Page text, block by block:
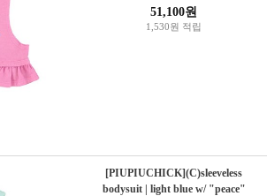
51,100원
1,530원 적립
[PIUPIUCHICK](C)sleeveless
bodysuit | light blue w/ "peace"